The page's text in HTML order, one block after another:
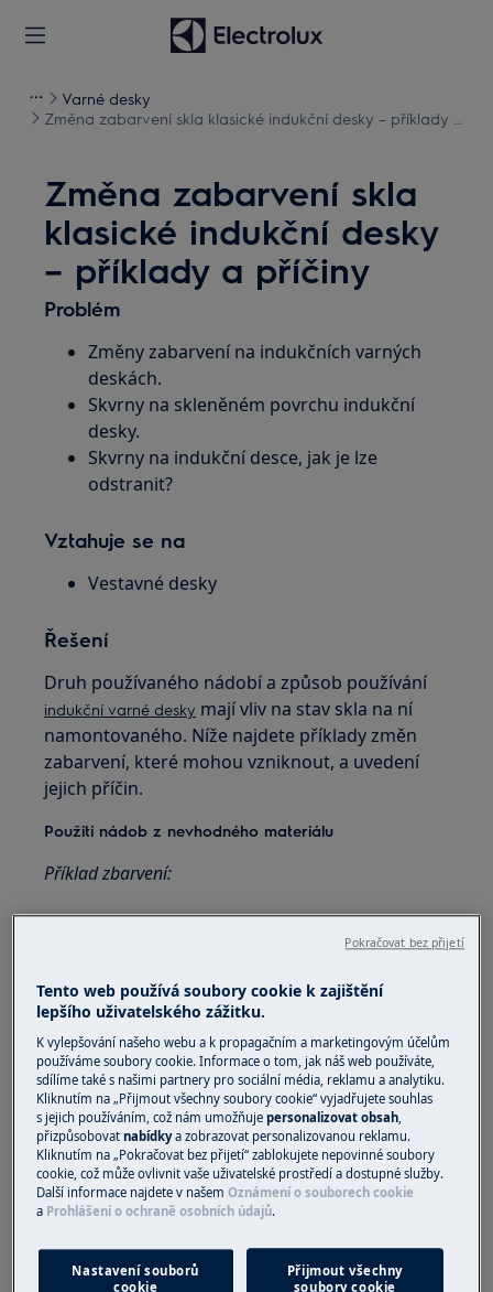
Varné desky
Změna zabarvení skla klasické indukční desky – příklady a
Změna zabarvení skla
klasické indukční desky
– příklady a příčiny
Problém
Změny zabarvení na indukčních varných
deskách.
Skvrny na skleněném povrchu indukční
desky.
Skvrny na indukční desce, jak je lze
odstranit?
Vztahuje se na
Vestavné desky
Řešení
Druh používaného nádobí a způsob používání
indukční varné desky mají vliv na stav skla na ní
namontovaného. Níže najdete příklady změn
zabarvení, které mohou vzniknout, a uvedení
jejich příčin.
Použití nádob z nevhodného materiálu
Příklad zbarvení:
Tento web používá soubory cookie k zajištění
lepšího uživatelského zážitku.
K vylepšování našeho webu a k propagačním a marketingovým účelům
používáme soubory cookie. Informace o tom, jak náš web používáte,
sdílíme také s našimi partnery pro sociální média, reklamu a analytiku.
Kliknutím na „Přijmout všechny soubory cookie“ vyjadřujete souhlas
s jejich používáním, což nám umožňujepersonalizovat obsah,
přizpůsobovatnabídkya zobrazovat personalizovanou reklamu.
Kliknutím na „Pokračovat bez přijetí“ zablokujete nepovinné soubory
cookie, což může ovlivnit vaše uživatelské prostředí a dostupné služby.
Další informace najdete v našemOznámení o souborech cookie
a Prohlášení o ochraně osobních údajů.
Nastavení souborů
cookie
Přijmout všechny
soubory cookie
Pokračovat bez přijetí